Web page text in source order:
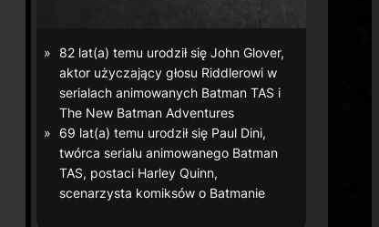
82 lat(a) temu urodził się John Glover,
aktor użyczający głosu Riddlerowi w
serialach animowanych Batman TAS i
The New Batman Adventures
69 lat(a) temu urodził się Paul Dini,
twórca serialu animowanego Batman
TAS, postaci Harley Quinn,
scenarzysta komiksów o Batmanie